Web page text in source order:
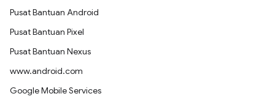
Pusat Bantuan Android
Pusat Bantuan Pixel
Pusat Bantuan Nexus
www.android.com
Google Mobile Services